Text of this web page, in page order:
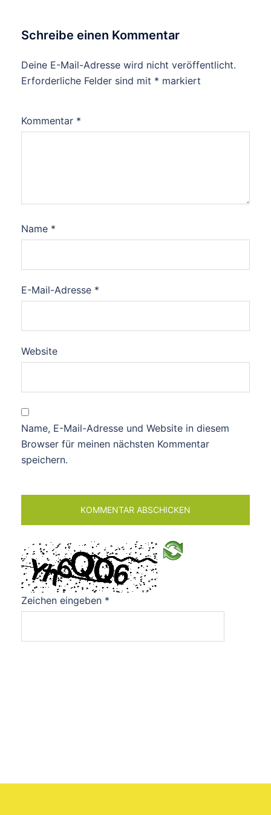
Schreibe einen Kommentar
Deine E-Mail-Adresse wird nicht veröffentlicht.
Erforderliche Felder sind mit * markiert
Kommentar *
Name *
E-Mail-Adresse *
Website
Name, E-Mail-Adresse und Website in diesem
Browser für meinen nächsten Kommentar
speichern.
Zeichen eingeben *